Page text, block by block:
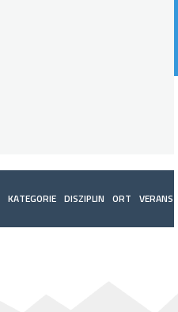
KATEGORIE DISZIPLIN ORT